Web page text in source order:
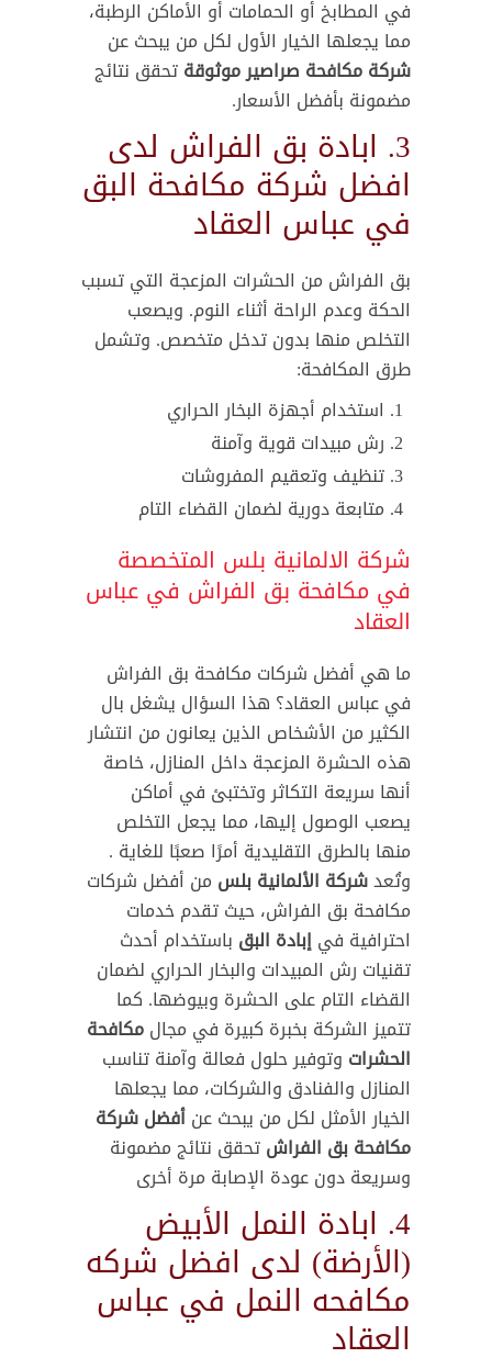
في المطابخ أو الحمامات أو الأماكن الرطبة،
مما يجعلها الخيار الأول لكل من يبحث عن
شركة مكافحة صراصير موثوقةتحقق نتائج
مضمونة بأفضل الأسعار.
3. ابادة بق الفراش لدى
افضل شركة مكافحة البق
في عباس العقاد
بق الفراش من الحشرات المزعجة التي تسبب
الحكة وعدم الراحة أثناء النوم. ويصعب
التخلص منها بدون تدخل متخصص. وتشمل
طرق المكافحة:
استخدام أجهزة البخار الحراري
رش مبيدات قوية وآمنة
تنظيف وتعقيم المفروشات
متابعة دورية لضمان القضاء التام
شركة الالمانية بلس المتخصصة
في مكافحة بق الفراش في عباس
العقاد
ما هي أفضل شركات مكافحة بق الفراش
في عباس العقاد؟ هذا السؤال يشغل بال
الكثير من الأشخاص الذين يعانون من انتشار
هذه الحشرة المزعجة داخل المنازل، خاصة
أنها سريعة التكاثر وتختبئ في أماكن
يصعب الوصول إليها، مما يجعل التخلص
منها بالطرق التقليدية أمرًا صعبًا للغاية .
وتُعدشركة الألمانية بلس من أفضل شركات
مكافحة بق الفراش، حيث تقدم خدمات
احترافية فيإبادة البق باستخدام أحدث
تقنيات رش المبيدات والبخار الحراري لضمان
القضاء التام على الحشرة وبيوضها. كما
تتميز الشركة بخبرة كبيرة في مجالمكافحة
الحشرات وتوفير حلول فعالة وآمنة تناسب
المنازل والفنادق والشركات، مما يجعلها
الخيار الأمثل لكل من يبحث عنأفضل شركة
مكافحة بق الفراشتحقق نتائج مضمونة
وسريعة دون عودة الإصابة مرة أخرى
4. ابادة النمل الأبيض
(الأرضة) لدى افضل شركه
مكافحه النمل في عباس
العقاد